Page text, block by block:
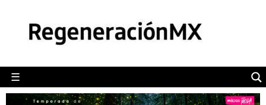
☰
POLÍTICA
CAMALEÓN